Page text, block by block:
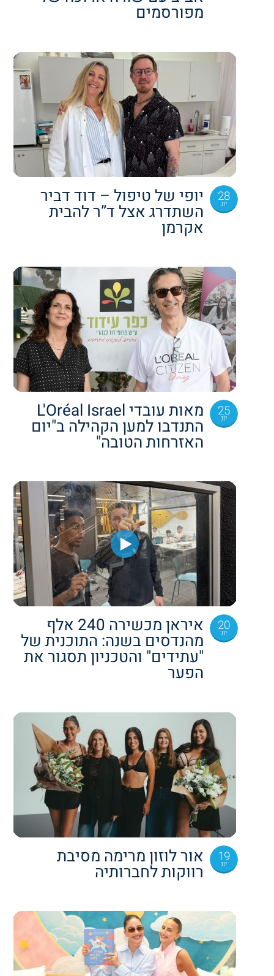
מפורסמים
28
יונ יופי של טיפול – דוד דביר
השתדרג אצל ד”ר להבית
אקרמן
25
יונ מאות עובדי L'Oréal Israel
התנדבו למען הקהילה ב"יום
האזרחות הטובה"
20
יונ איראן מכשירה 240 אלף
מהנדסים בשנה: התוכנית של
"עתידים" והטכניון תסגור את
הפער
19
יונ אור לוזון מרימה מסיבת
רווקות לחברותיה